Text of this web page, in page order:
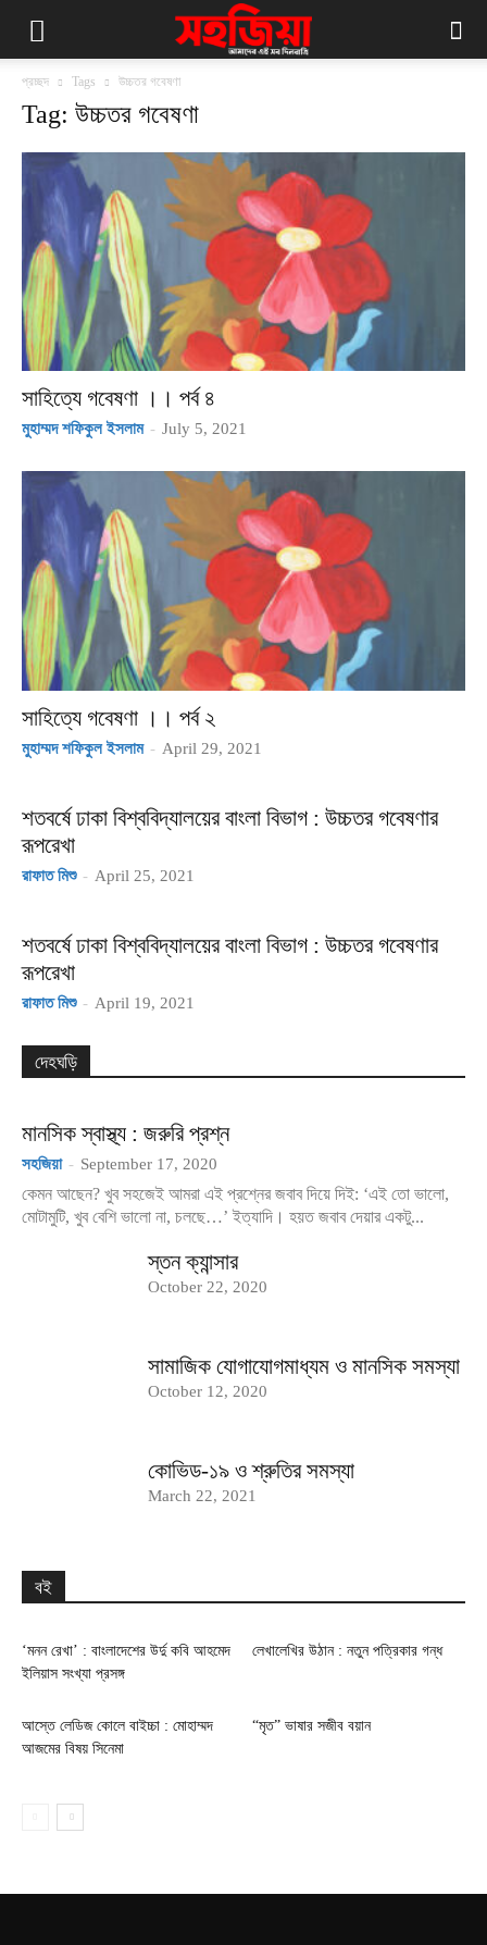
প্রচ্ছদ Tags উচ্চতর গবেষণা
Tag: উচ্চতর গবেষণা
সাহিত্যে গবেষণা ।। পর্ব ৪
মুহাম্মদ শফিকুল ইসলাম - July 5, 2021
সাহিত্যে গবেষণা ।। পর্ব ২
মুহাম্মদ শফিকুল ইসলাম - April 29, 2021
শতবর্ষে ঢাকা বিশ্ববিদ্যালয়ের বাংলা বিভাগ : উচ্চতর গবেষণার
রূপরেখা
রাফাত মিশু - April 25, 2021
শতবর্ষে ঢাকা বিশ্ববিদ্যালয়ের বাংলা বিভাগ : উচ্চতর গবেষণার
রূপরেখা
রাফাত মিশু - April 19, 2021
দেহঘড়ি
মানসিক স্বাস্থ্য : জরুরি প্রশ্ন
সহজিয়া - September 17, 2020
কেমন আছেন? খুব সহজেই আমরা এই প্রশ্নের জবাব দিয়ে দিই: ‘এই তো ভালো,
মোটামুটি, খুব বেশি ভালো না, চলছে…’ ইত্যাদি। হয়ত জবাব দেয়ার একটু...
স্তন ক্যান্সার
October 22, 2020
সামাজিক যোগাযোগমাধ্যম ও মানসিক সমস্যা
October 12, 2020
কোভিড-১৯ ও শ্রুতির সমস্যা
March 22, 2021
বই
‘মনন রেখা’ : বাংলাদেশের উর্দু কবি আহমেদ
ইলিয়াস সংখ্যা প্রসঙ্গ
লেখালেখির উঠান : নতুন পত্রিকার গন্ধ
আস্তে লেডিজ কোলে বাইচ্চা : মোহাম্মদ
আজমের বিষয় সিনেমা
“মৃত” ভাষার সজীব বয়ান